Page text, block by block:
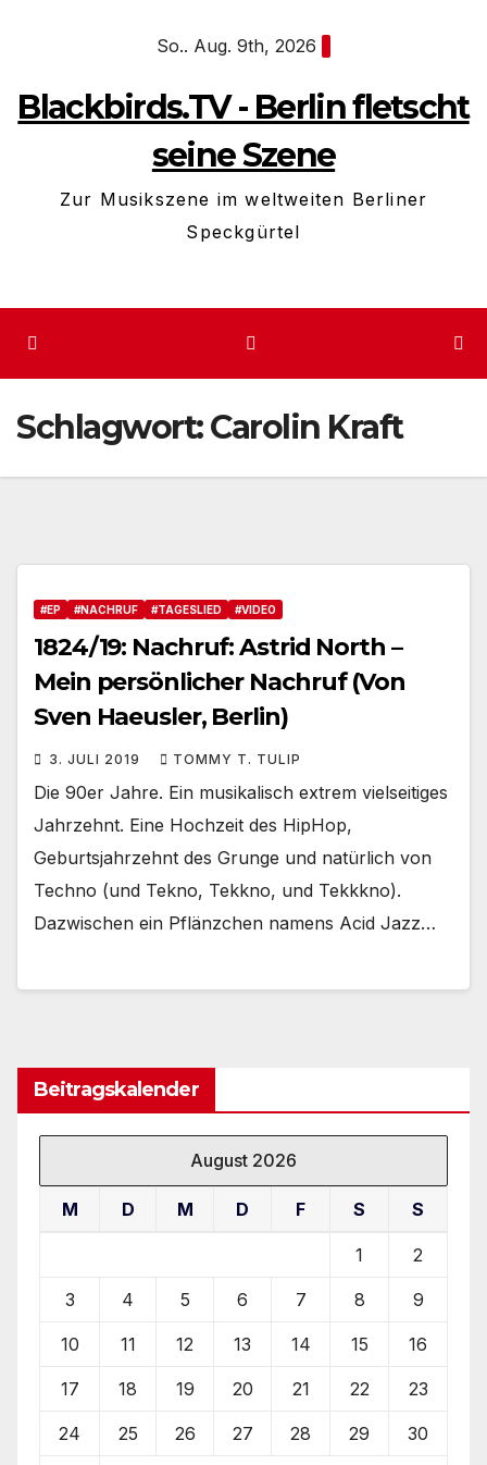
So.. Aug. 9th, 2026
Blackbirds.TV - Berlin fletscht
seine Szene
Zur Musikszene im weltweiten Berliner
Speckgürtel
Schlagwort:Carolin Kraft
#EP #NACHRUF #TAGESLIED #VIDEO
1824/19: Nachruf: Astrid North –
Mein persönlicher Nachruf (Von
Sven Haeusler, Berlin)
3. JULI 2019 TOMMY T. TULIP
Die 90er Jahre. Ein musikalisch extrem vielseitiges
Jahrzehnt. Eine Hochzeit des HipHop,
Geburtsjahrzehnt des Grunge und natürlich von
Techno (und Tekno, Tekkno, und Tekkkno).
Dazwischen ein Pflänzchen namens Acid Jazz…
Beitragskalender
August 2026
M D M D F S S
1 2
3 4 5 6 7 8 9
10 11 12 13 14 15 16
17 18 19 20 21 22 23
24 25 26 27 28 29 30